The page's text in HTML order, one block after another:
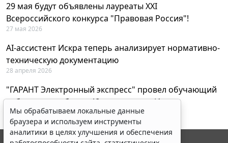
29 мая будут объявлены лауреаты XXI
Всероссийского конкурса "Правовая Россия"!
27 мая 2026
AI-ассистент Искра теперь анализирует нормативно-
техническую документацию
28 апреля 2026
"ГАРАНТ Электронный экспресс" провел обучающий
вебинар по работе с AI-ассистентом Искра
23 апреля 2026
Мы обрабатываем локальные данные
браузера и используем инструменты
аналитики в целях улучшения и обеспечения